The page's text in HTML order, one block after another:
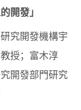
開發」
究開發機構宇
授；富木淳
開發部門研究